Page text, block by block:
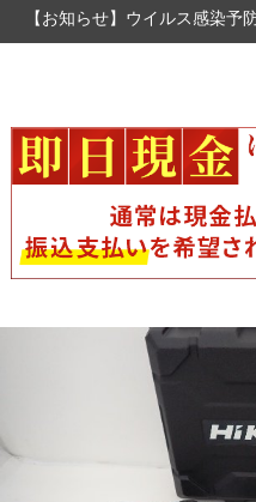
【お知らせ】ウイルス感染予